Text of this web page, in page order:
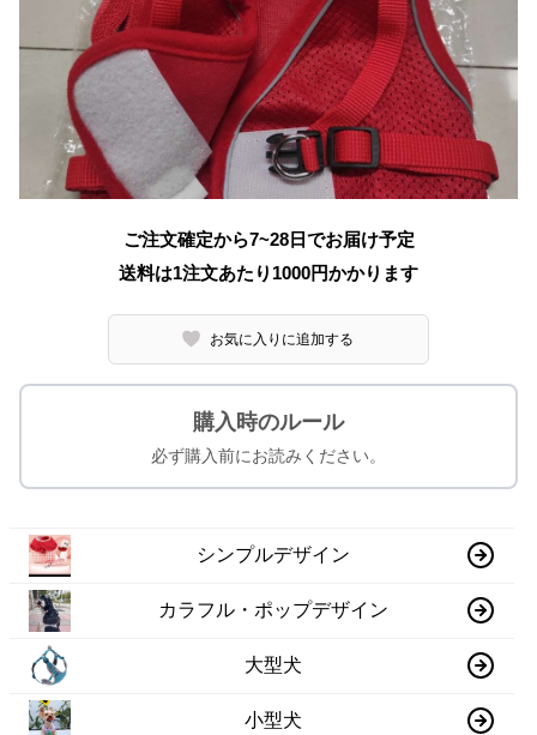
ご注文確定から7~28日でお届け予定
送料は1注文あたり 1000円かかります
お気に入りに追加する
購入時のルール
必ず購入前にお読みください。
シンプルデザイン
カラフル・ポップデザイン
大型犬
小型犬